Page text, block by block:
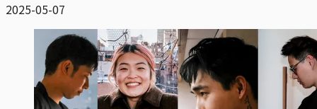
2025-05-07